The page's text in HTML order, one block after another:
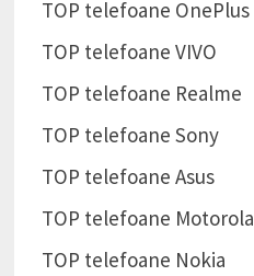
TOP telefoane OnePlus
TOP telefoane VIVO
TOP telefoane Realme
TOP telefoane Sony
TOP telefoane Asus
TOP telefoane Motorola
TOP telefoane Nokia